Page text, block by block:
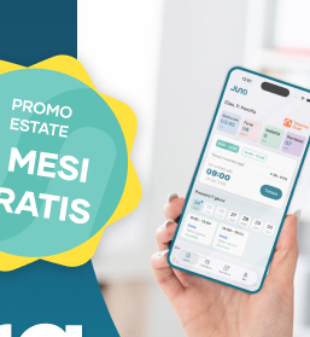
e procreazione
con rigore
nel merito gli
di Pma sia in
esaustivi,
privato e all’estero”.